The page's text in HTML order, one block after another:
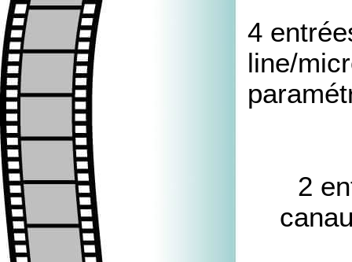
4
line/
2